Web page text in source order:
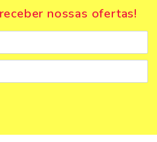
nossas ofertas!